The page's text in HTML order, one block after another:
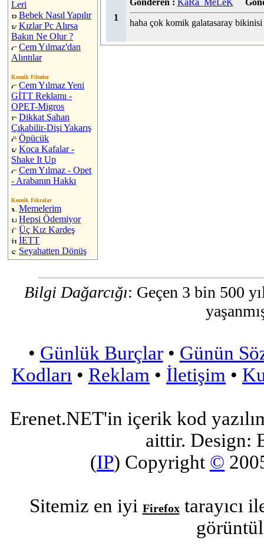
Leri
Bebek Nasıl Yapılır
Kızlar Pc Alırsa
Bakın Ne Olur ?
Cem Yılmaz'dan
Alıntılar
Komik Filmler
Cem Yılmaz Yeni
GİTT Reklamı -
OPET-Migros
Dikkat Şahan
Çıkabilir-Dişi Yakarış
Öpücük
Koca Kafalar -
Shake It Up
Cem Yılmaz - Opet
- Arabanın Hakkı
Komik Fıkralar
Memelerim
Hepsi Ödemiyor
Üç Kız Kardeş
İETT
Seyahatten Dönüş
1
Gönderen : KaRa_MeLeK
haha çok komik galatasaray
Bilgi Dağarcığı: Geçen 3 bin 500
• Günlük Burçlar• Günün
Kodları • Reklam • İletişim •
Erenet.NET'in içerik kod
aittir. Design:
(IP) Copyright ©
Sitemiz en iyi Firefoxtarayıcı